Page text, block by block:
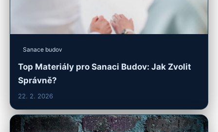
Sanace budov
Top Materiály pro Sanaci Budov: Jak Zvolit
Správně?
22. 2. 2026